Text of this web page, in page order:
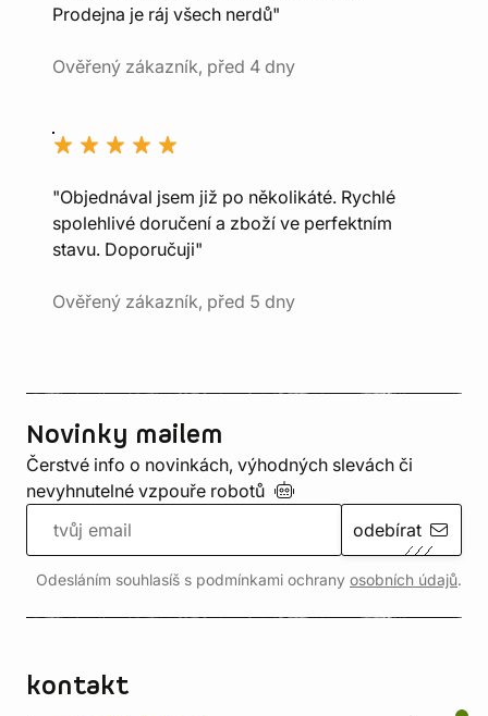
Prodejna je ráj všech nerdů"
Ověřený zákazník, před 4 dny
"Objednával jsem již po několikáté. Rychlé
spolehlivé doručení a zboží ve perfektním
stavu. Doporučuji"
Ověřený zákazník, před 5 dny
Novinky mailem
Čerstvé info o novinkách, výhodných slevách či
nevyhnutelné vzpouře robotů
odebírat
Odesláním souhlasíš s podmínkami ochrany osobních údajů.
kontakt